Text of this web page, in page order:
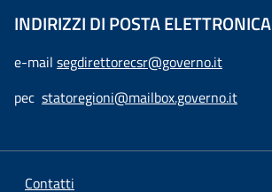
INDIRIZZI DI POSTA ELETTRONICA
e-mail segdirettorecsr@governo.it
pec statoregioni@mailbox.governo.it
Contatti